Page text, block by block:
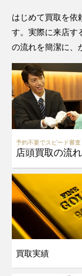
はじめて買取を依
す。実際に来店す
の流れを簡潔に、
予約不要でスピード審査
店頭買取の流れ
買取実績